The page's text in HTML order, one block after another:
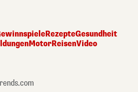
RezepteGesundheit
MotorReisenVideo